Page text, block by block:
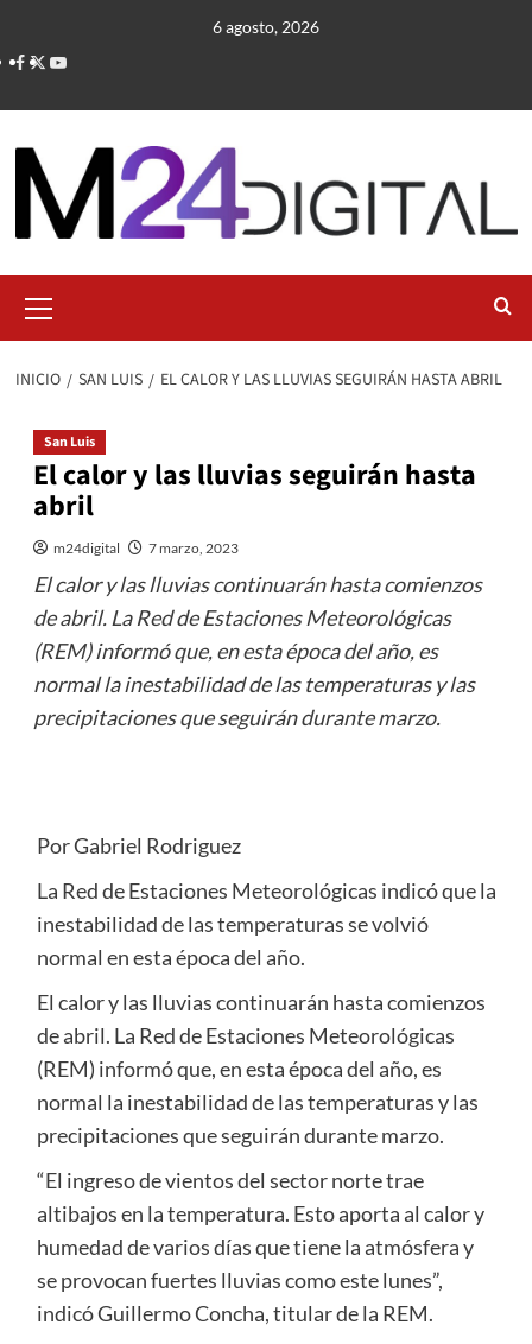
contenido
6 agosto, 2026
primario
INICIO SAN LUIS EL CALOR Y LAS LLUVIAS SEGUIRÁN HASTA ABRIL
San Luis
El calor y las lluvias seguirán hasta
abril
m24digital 7 marzo, 2023
El calor y las lluvias continuarán hasta comienzos
de abril. La Red de Estaciones Meteorológicas
(REM) informó que, en esta época del año, es
normal la inestabilidad de las temperaturas y las
precipitaciones que seguirán durante marzo.
Por Gabriel Rodriguez
La Red de Estaciones Meteorológicas indicó que la
inestabilidad de las temperaturas se volvió
normal en esta época del año.
El calor y las lluvias continuarán hasta comienzos
de abril. La Red de Estaciones Meteorológicas
(REM) informó que, en esta época del año, es
normal la inestabilidad de las temperaturas y las
precipitaciones que seguirán durante marzo.
“El ingreso de vientos del sector norte trae
altibajos en la temperatura. Esto aporta al calor y
humedad de varios días que tiene la atmósfera y
se provocan fuertes lluvias como este lunes”,
indicó Guillermo Concha, titular de la REM.